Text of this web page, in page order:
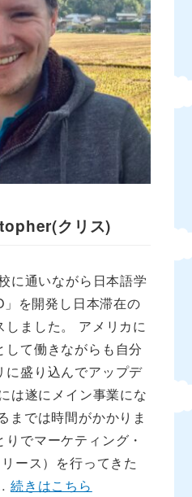
クリス)
に通いながら日本語学
を開発し日本滞在の
ました。 アメリカに
て働きながらも自分
に盛り込んでアップデ
は遂にメイン事業にな
までは時間がかかりま
でマーケティング・
ース）を行ってきた
続きはこちら